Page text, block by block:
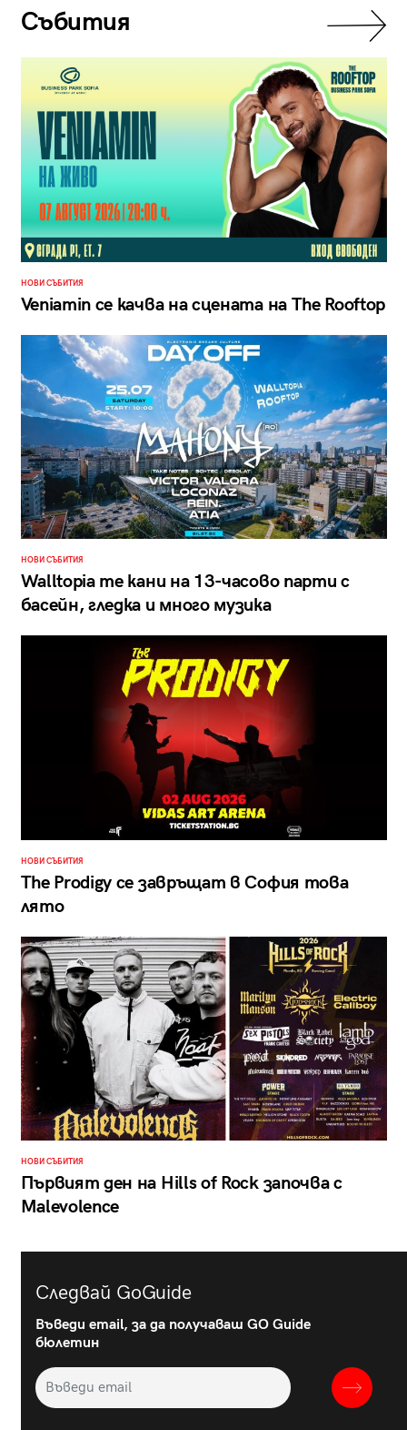
Събития
НОВИ СЪБИТИЯ
Veniamin се качва на сцената на The Rooftop
НОВИ СЪБИТИЯ
Walltopia те кани на 13-часово парти с
басейн, гледка и много музика
НОВИ СЪБИТИЯ
The Prodigy се завръщат в София това
лято
НОВИ СЪБИТИЯ
Първият ден на Hills of Rock започва с
Malevolence
Следвай GoGuide
Въведи email, за да получаваш GO Guide
бюлетин